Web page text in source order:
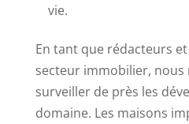
vie.
En tant que rédacteurs
secteur immobilier,
surveiller de près les
domaine. Les maisons